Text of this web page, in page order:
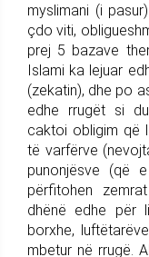
myslimani (i
çdo viti,
prej 5 bazave
Islami ka lejuar
(zekatin), dhe po
edhe rrugët si
caktoi obligim që
të varfërve
punonjësve (që
përfitohen
dhënë edhe për
borxhe,
mbetur në rrugë.